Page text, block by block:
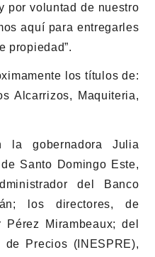
por voluntad de nuestro
aquí para entregarles
propiedad”.
los títulos de:
Alcarrizos, Maquiteria,
la gobernadora Julia
Santo Domingo Este,
del Banco
los directores, de
Mirambeaux; del
de Precios (INESPRE),